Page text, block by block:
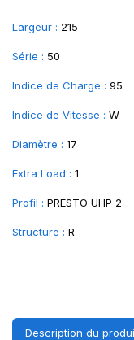
Largeur : 215
Série : 50
Indice de Charge : 95
Indice de Vitesse : W
Diamètre : 17
Extra Load : 1
Profil : PRESTO UHP 2
Structure : R
Description du